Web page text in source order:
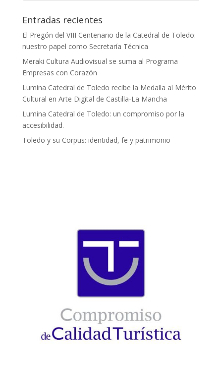
Entradas recientes
El Pregón del VIII Centenario de la Catedral de Toledo:
nuestro papel como Secretaría Técnica
Meraki Cultura Audiovisual se suma al Programa
Empresas con Corazón
Lumina Catedral de Toledo recibe la Medalla al Mérito
Cultural en Arte Digital de Castilla-La Mancha
Lumina Catedral de Toledo: un compromiso por la
accesibilidad.
Toledo y su Corpus: identidad, fe y patrimonio